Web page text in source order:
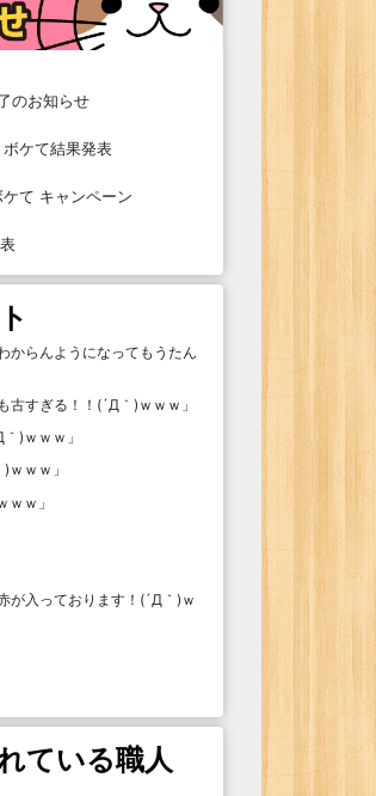
のお知らせ
ケて結果発表
て キャンペーン
からんようになってもうたん
古すぎる！！(´Д｀)ｗｗｗ 」
)ｗｗｗ 」
ｗｗｗ 」
ｗｗ 」
が入っております！(´Д｀)ｗ
ている職人